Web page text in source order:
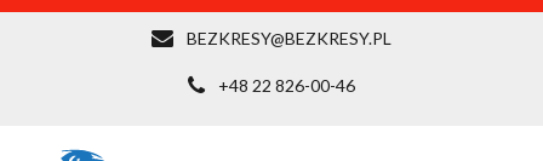
BEZKRESY@BEZKRESY.PL
+48 22 826-00-46